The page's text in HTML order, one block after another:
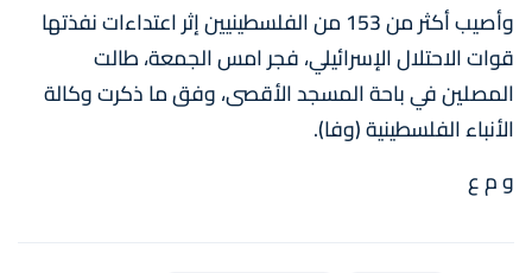
وأصيب أكثر من 153 من الفلسطينيين إثر اعتداءات نفذتها
قوات الاحتلال الإسرائيلي، فجر امس الجمعة، طالت
المصلين في باحة المسجد الأقصى، وفق ما ذكرت وكالة
الأنباء الفلسطينية (وفا).
و م ع